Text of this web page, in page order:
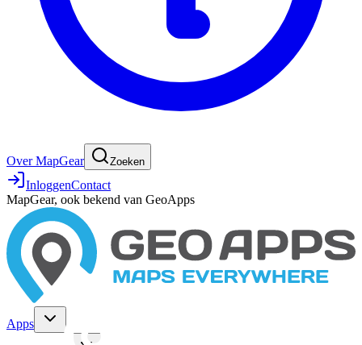
Over MapGear Zoeken
InloggenContact
MapGear, ook bekend van GeoApps
Apps